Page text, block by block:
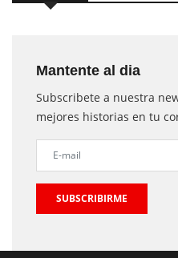
Mantente al dia
Subscribete a nuestra
mejores historias en tu
SUBSCRIBIRME